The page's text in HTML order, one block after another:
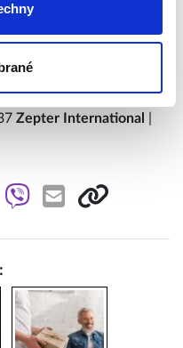
-40 %!
Zepter International